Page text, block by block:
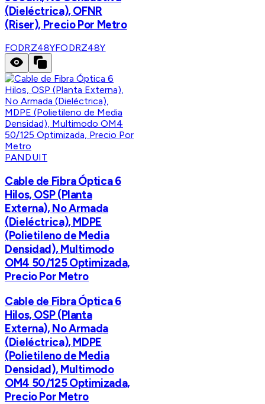
(Dieléctrica), OFNR
(Riser), Precio Por Metro
FODRZ48YFODRZ48Y
PANDUIT
Cable de Fibra Óptica 6
Hilos, OSP (Planta
Externa), No Armada
(Dieléctrica), MDPE
(Polietileno de Media
Densidad), Multimodo
OM4 50/125 Optimizada,
Precio Por Metro
Cable de Fibra Óptica 6
Hilos, OSP (Planta
Externa), No Armada
(Dieléctrica), MDPE
(Polietileno de Media
Densidad), Multimodo
OM4 50/125 Optimizada,
Precio Por Metro